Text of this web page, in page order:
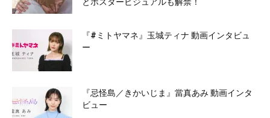
『#ミトヤマネ』玉城ティナ 動画インタビュ
ー
『忌怪島／きかいじま』當真あみ 動画インタ
ビュー